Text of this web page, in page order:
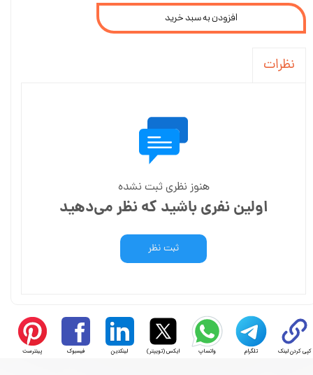
افزودن به سبد خرید
نظرات
هنوز نظری ثبت نشده
اولین نفری باشید که نظر می‌دهید
ثبت نظر
کپی کردن لینک تلگرام واتساپ ایکس (توییتر) لینکدین فیسبوک پینترست